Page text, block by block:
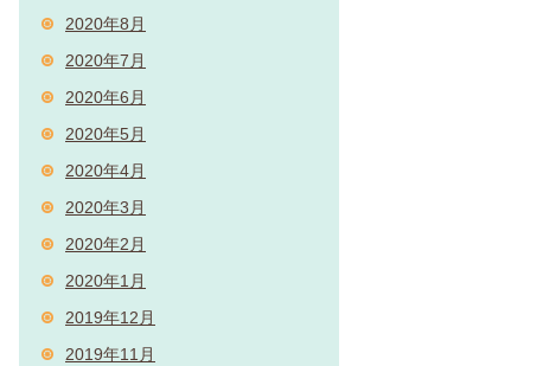
2020年8月
2020年7月
2020年6月
2020年5月
2020年4月
2020年3月
2020年2月
2020年1月
2019年12月
2019年11月